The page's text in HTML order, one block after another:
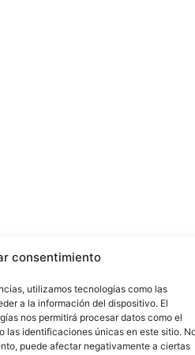
consentimiento
utilizamos tecnologías como las
a la información del dispositivo. El
nos permitirá procesar datos como el
las identificaciones únicas en este sitio.
puede afectar negativamente a ciertas